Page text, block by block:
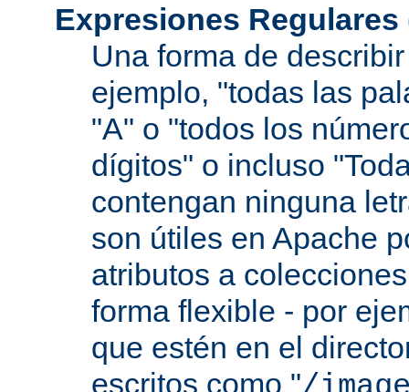
Expresiones Regulares
Una forma de
ejemplo, "todas las
"A" o "todos los
dígitos" o incluso
contengan ninguna
son útiles en Apache
atributos a
forma flexible - por
que estén en el
escritos como "